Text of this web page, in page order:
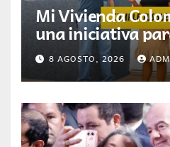
Mi Vivienda
una iniciativa
acceso a la
colombianas
8 AGOSTO, 2026